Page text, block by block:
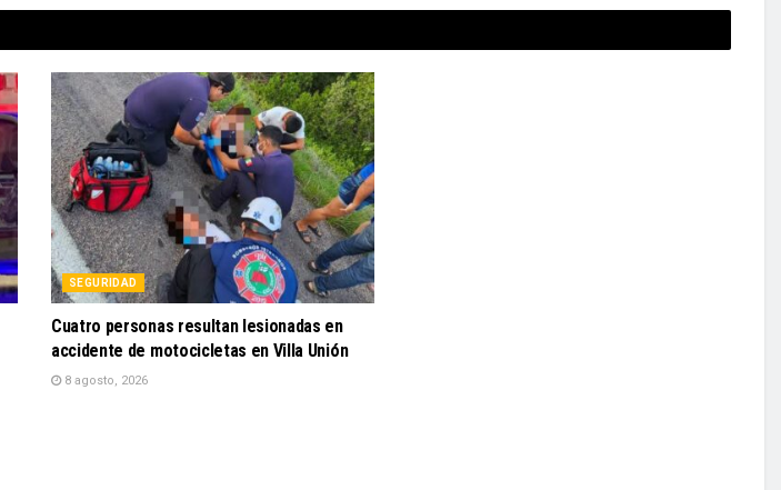
SEGURIDAD
Cuatro personas resultan lesionadas en
accidente de motocicletas en Villa Unión
8 agosto, 2026